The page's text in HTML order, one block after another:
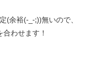
(余裕(-_-;))無いので、
合わせます！